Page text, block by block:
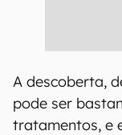
A descoberta,
pode ser
tratamentos, e